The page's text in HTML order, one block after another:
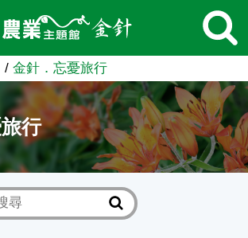
口網
金針．忘憂旅行
行